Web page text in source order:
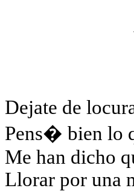
Dejate de
Pens� bien lo
Me han dicho
Llorar por una